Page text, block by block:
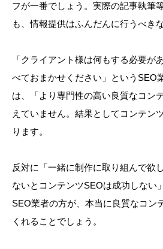
フが一番でしょう。実際の記事執筆
も、情報提供はふんだんに行うべき
「クライアント様は何もする必要が
べておまかせください」というSEO
は、「より専門性の高い良質なコン
えていません。結果としてコンテン
ります。
反対に「一緒に制作に取り組んで欲
ないとコンテンツSEOは成功しない
SEO業者の方が、本当に良質なコン
くれることでしょう。